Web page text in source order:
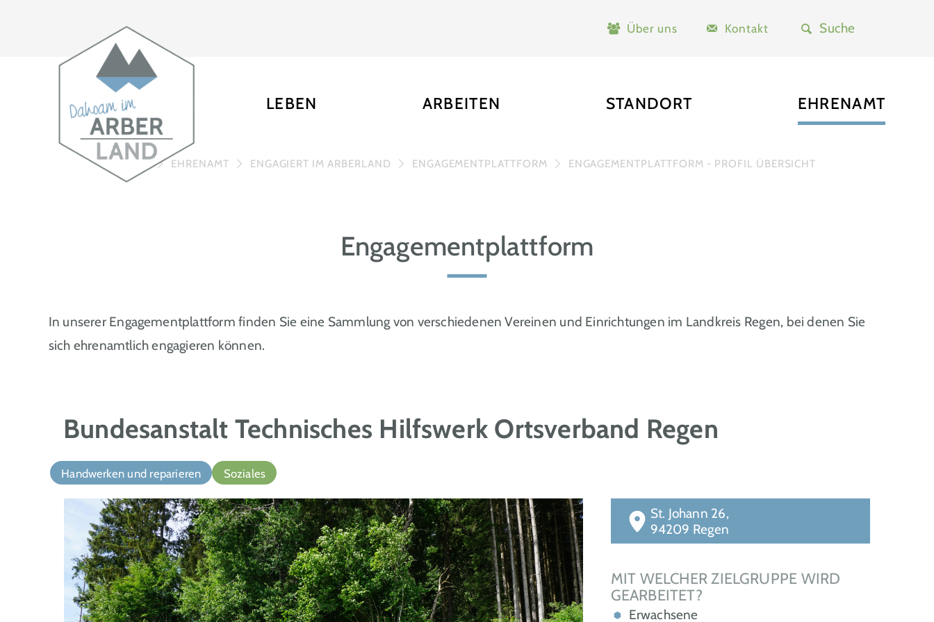
Über uns Kontakt
LEBEN ARBEITEN STANDORT EHRENAMT
HOME EHRENAMT ENGAGIERT IM ARBERLAND ENGAGEMENTPLATTFORM ENGAGEMENTPLATTFORM - PROFIL ÜBERSICHT
Engagementplattform
In unserer Engagementplattform finden Sie eine Sammlung von verschiedenen Vereinen und Einrichtungen im Landkreis Regen, bei denen Sie
sich ehrenamtlich engagieren können.
Bundesanstalt Technisches Hilfswerk Ortsverband Regen
Handwerken und reparieren Soziales
St. Johann 26,
94209 Regen
MIT WELCHER ZIELGRUPPE WIRD
GEARBEITET?
Erwachsene